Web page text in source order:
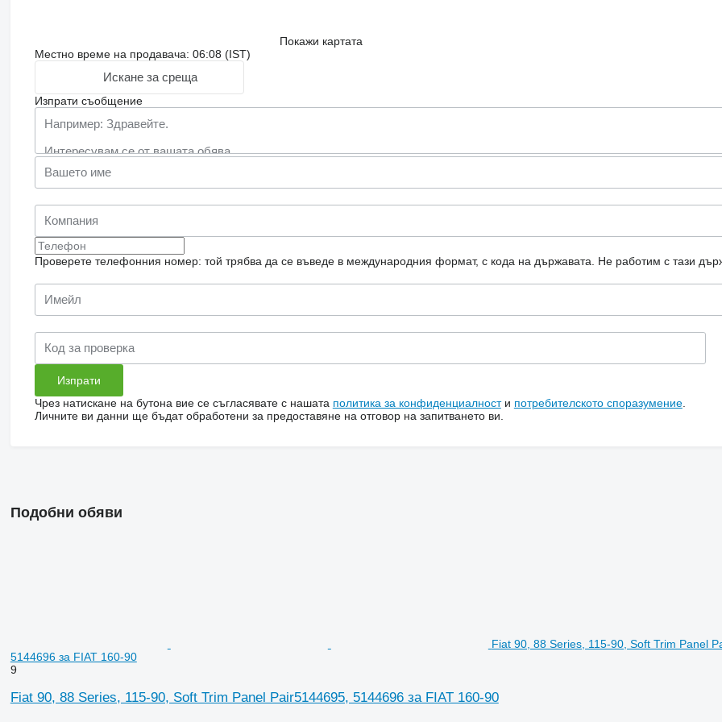
Покажи картата
Местно време на продавача: 06:08 (IST)
Искане за среща
Изпрати съобщение
Проверете телефонния номер: той трябва да се въведе в международния формат, с кода на държавата. Не работим с тази
Чрез натискане на бутона вие се съгласявате с нашата политика за конфиденциалности потребителското споразумение.
Личните ви данни ще бъдат обработени за предоставяне на отговор на запитването ви.
Подобни обяви
Fiat 90, 88 Series, 115-90, Soft Trim Panel
5144696 за FIAT 160-90
9
Fiat 90, 88 Series, 115-90, Soft Trim Panel Pair5144695, 5144696 за FIAT 160-90